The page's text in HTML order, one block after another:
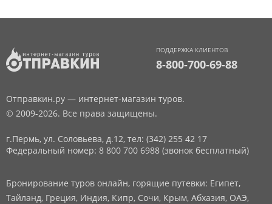
ПОДДЕРЖКА КЛИЕНТОВ
8-800-700-69-88
Отправкин.ру — интернет-магазин туров.
© 2009-2026. Все права защищены.
г.Пермь, ул. Соловьева, д.12, тел: (342) 255 42 17
Федеральный номер: 8 800 700 6988 (звонок бесплатный)
Бронирование туров онлайн, горящие путевки: Египет,
Тайланд, Греция, Индия, Кипр, Сочи, Крым, Абхазия, ОАЭ,